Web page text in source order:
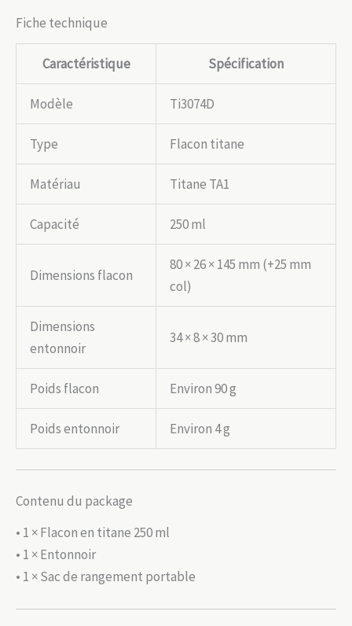
Fiche technique
Caractéristique Spécification
Modèle Ti3074D
Type Flacon titane
Matériau Titane TA1
Capacité 250 ml
Dimensions flacon
80 × 26 × 145 mm (+25 mm
col)
Dimensions
entonnoir
34 × 8 × 30 mm
Poids flacon Environ 90 g
Poids entonnoir Environ 4 g
Contenu du package
• 1 × Flacon en titane 250 ml
• 1 × Entonnoir
• 1 × Sac de rangement portable